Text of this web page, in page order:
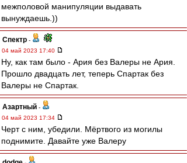
межполовой манипуляции выдавать
вынуждаешь.))
Спектр -
04 май 2023 17:40
Ну, как там было - Ария без Валеры не Ария.
Прошло двадцать лет, теперь Спартак без
Валеры не Спартак.
Азартный -
04 май 2023 17:34
Черт с ним, убедили. Мёртвого из могилы
поднимите. Давайте уже Валеру